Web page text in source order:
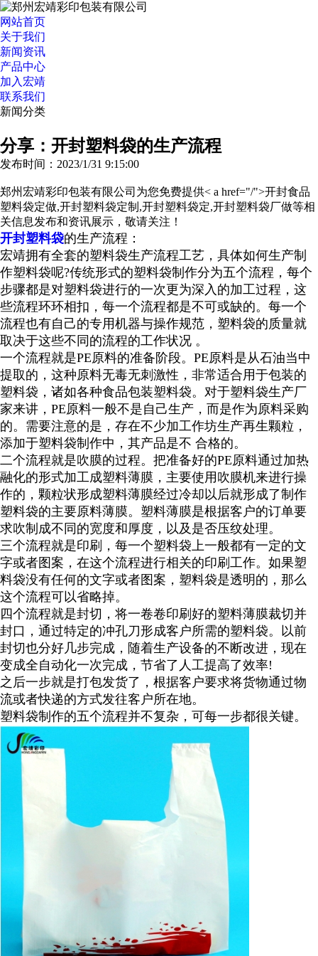
网站首页
关于我们
新闻资讯
产品中心
加入宏靖
联系我们
新闻分类
分享：开封塑料袋的生产流程
发布时间：2023/1/31 9:15:00
郑州宏靖彩印包装有限公司为您免费提供< a href="/">开封食品
塑料袋定做,开封塑料袋定制,开封塑料袋定,开封塑料袋厂做等相
关信息发布和资讯展示，敬请关注！
开封塑料袋的生产流程：
宏靖拥有全套的塑料袋生产流程工艺，具体如何生产制
作塑料袋呢?传统形式的塑料袋制作分为五个流程，每个
步骤都是对塑料袋进行的一次更为深入的加工过程，这
些流程环环相扣，每一个流程都是不可或缺的。每一个
流程也有自己的专用机器与操作规范，塑料袋的质量就
取决于这些不同的流程的工作状况 。
一个流程就是PE原料的准备阶段。PE原料是从石油当中
提取的，这种原料无毒无刺激性，非常适合用于包装的
塑料袋，诸如各种食品包装塑料袋。对于塑料袋生产厂
家来讲，PE原料一般不是自己生产，而是作为原料采购
的。需要注意的是，存在不少加工作坊生产再生颗粒，
添加于塑料袋制作中，其产品是不 合格的。
二个流程就是吹膜的过程。把准备好的PE原料通过加热
融化的形式加工成塑料薄膜，主要使用吹膜机来进行操
作的，颗粒状形成塑料薄膜经过冷却以后就形成了制作
塑料袋的主要原料薄膜。塑料薄膜是根据客户的订单要
求吹制成不同的宽度和厚度，以及是否压纹处理。
三个流程就是印刷，每一个塑料袋上一般都有一定的文
字或者图案，在这个流程进行相关的印刷工作。如果塑
料袋没有任何的文字或者图案，塑料袋是透明的，那么
这个流程可以省略掉。
四个流程就是封切，将一卷卷印刷好的塑料薄膜裁切并
封口，通过特定的冲孔刀形成客户所需的塑料袋。以前
封切也分好几步完成，随着生产设备的不断改进，现在
变成全自动化一次完成，节省了人工提高了效率!
之后一步就是打包发货了，根据客户要求将货物通过物
流或者快递的方式发往客户所在地。
塑料袋制作的五个流程并不复杂，可每一步都很关键。